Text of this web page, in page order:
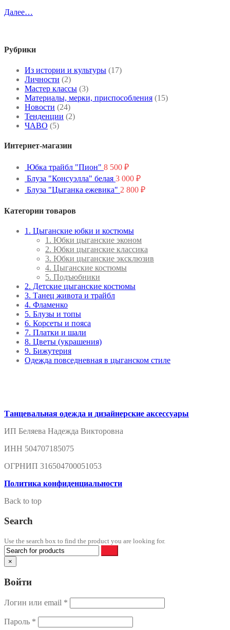
Далее…
Рубрики
Из истории и культуры (17)
Личности (2)
Мастер классы (3)
Материалы, мерки, приспособления (15)
Новости (24)
Тенденции (2)
ЧАВО (5)
Интернет-магазин
Юбка трайбл "Пион" 8 500 ₽
Блуза "Консуэлла" белая 3 000 ₽
Блуза "Цыганка ежевика" 2 800 ₽
Категории товаров
1. Цыганские юбки и костюмы
1. Юбки цыганские эконом
2. Юбки цыганские классика
3. Юбки цыганские эксклюзив
4. Цыганские костюмы
5. Подъюбники
2. Детские цыганские костюмы
3. Танец живота и трайбл
4. Фламенко
5. Блузы и топы
6. Корсеты и пояса
7. Платки и шали
8. Цветы (украшения)
9. Бижутерия
Одежда повседневная в цыганском стиле
Танцевальная одежда и дизайнерские аксессуары
ИП Беляева Надежда Викторовна
ИНН 504707185075
ОГРНИП 316504700051053
Политика конфиденциальности
Back to top
Search
Use the search box to find the product you are looking for.
×
Войти
Логин или email *
Пароль *